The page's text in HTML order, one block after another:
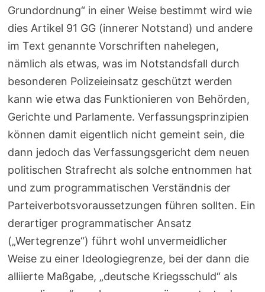
Grundordnung“ in einer Weise bestimmt wird wie
dies Artikel 91 GG (innerer Notstand) und andere
im Text genannte Vorschriften nahelegen,
nämlich als etwas, was im Notstandsfall durch
besonderen Polizeieinsatz geschützt werden
kann wie etwa das Funktionieren von Behörden,
Gerichte und Parlamente. Verfassungsprinzipien
können damit eigentlich nicht gemeint sein, die
dann jedoch das Verfassungsgericht dem neuen
politischen Strafrecht als solche entnommen hat
und zum programmatischen Verständnis der
Parteiverbotsvoraussetzungen führen sollten. Ein
derartiger programmatischer Ansatz
(„Wertegrenze“) führt wohl unvermeidlicher
Weise zu einer Ideologiegrenze, bei der dann die
alliierte Maßgabe, „deutsche Kriegsschuld“ als